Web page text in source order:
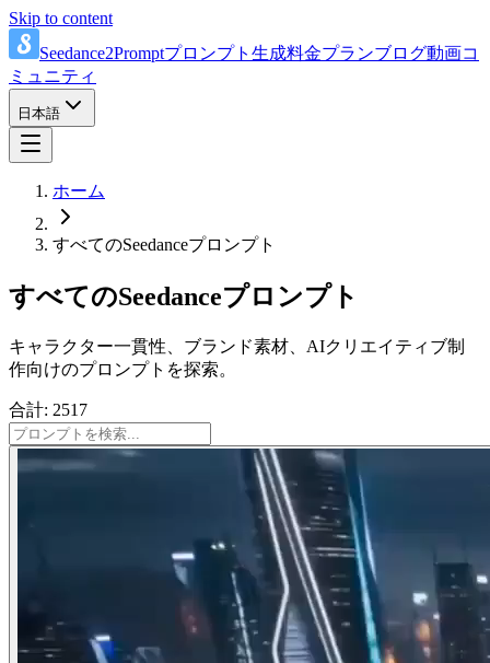
Skip to content
Seedance2Promptプロンプト 生成料金プランブログ動画コ
ミュニティ
日本語
ホーム
すべてのSeedanceプロンプト
すべてのSeedanceプロンプト
キャラクター一貫性、ブランド素材、AIクリエイティブ制
作向けのプロンプトを探索。
合計: 2517